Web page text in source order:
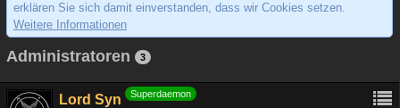
erklären Sie sich damit einverstanden, dass wir Cookies setzen.
Weitere Informationen
Administratoren 3
Lord Syn Superdaemon